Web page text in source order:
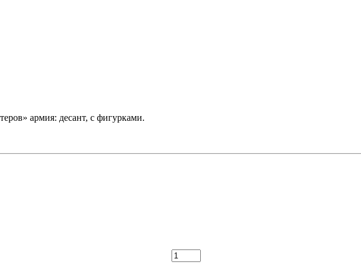
армия: десант, с фигурками.